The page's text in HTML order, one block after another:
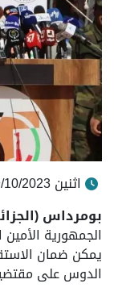
اثنين 09/10/2023 - 15:48
بومرداس
الجمهورية
يمكن ضمان
الدوس على